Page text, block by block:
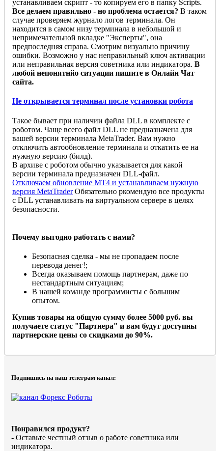
устанавливаем скрипт - то копируем его в папку Scripts.
Все делаем правильно - но проблема остается? В таком
случае проверяем журнало логов терминала. Он
находится в самом низу терминала в небольшой и
непримечательной вкладке "Эксперты", она
предпоследняя справа. Смотрим визуально причину
ошибки. Возможно у нас неправильный ключ активации
или неправильная версия советника или индикатора. В
любой непонятнйо ситуации пишите в Онлайн Чат
сайта.
Не открывается терминал после установки робота
Такое бывает при наличии файла DLL в комплекте с
роботом. Чаще всего файл DLL не предназначена для
вашей версии терминала MetaTrader. Вам нужно
отключить автообновление терминала и откатить ее на
нужную версию (билд).
В архиве с роботом обычно указывается для какой
версии терминала предназначен DLL-файл.
Отключаем обновление MT4 и устанавливаем нужную
версия MetaTraderОбязательно ркомендую все продукты
с DLL устанавливать на виртуальном сервере в целях
безопасности.
Почему выгодно работать с нами?
Безопасная сделка - мы не пропадаем после
перевода денег!;
Всегда оказываем помощь партнерам, даже по
нестандартным ситуациям;
В нашей команде программисты с большим
опытом.
Купив товары на общую сумму более 5000 руб. вы
получаете статус "Партнера" и вам будут доступны
партнерские цены со скидками до 90%.
Подпишись на наш телеграм канал:
Понравился продукт?
- Оставьте честный отзыв о работе советника или
индикатора.